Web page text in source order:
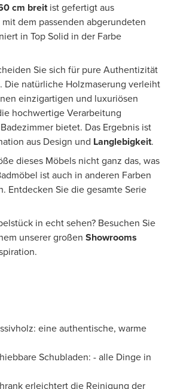
cm breitist gefertigt aus
dem passenden abgerundeten
in Top Solid in der Farbe
Sie sich für pure Authentizität
Die natürliche Holzmaserung verleiht
einzigartigen und luxuriösen
hochwertige Verarbeitung
bietet. Das Ergebnis ist
aus Design und Langlebigkeit.
dieses Möbels nicht ganz das, was
ist auch in anderen Farben
Entdecken Sie die gesamte Serie
in echt sehen? Besuchen Sie
unserer großen Showrooms
eine authentische, warme
Schubladen: - alle Dinge in
erleichtert die Reinigung der